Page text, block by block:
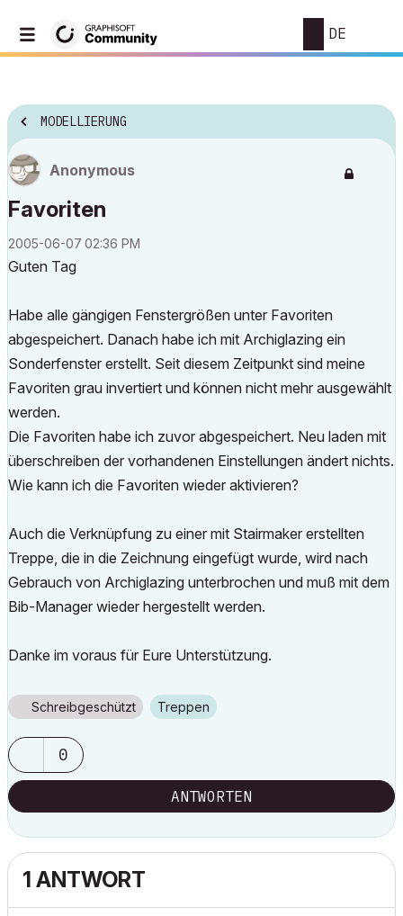
DE
MODELLIERUNG
Anonymous
Favoriten
‎2005-06-07 02:36 PM
Guten Tag
Habe alle gängigen Fenstergrößen unter Favoriten
abgespeichert. Danach habe ich mit Archiglazing ein
Sonderfenster erstellt. Seit diesem Zeitpunkt sind meine
Favoriten grau invertiert und können nicht mehr ausgewählt
werden.
Die Favoriten habe ich zuvor abgespeichert. Neu laden mit
überschreiben der vorhandenen Einstellungen ändert nichts.
Wie kann ich die Favoriten wieder aktivieren?
Auch die Verknüpfung zu einer mit Stairmaker erstellten
Treppe, die in die Zeichnung eingefügt wurde, wird nach
Gebrauch von Archiglazing unterbrochen und muß mit dem
Bib-Manager wieder hergestellt werden.
Danke im voraus für Eure Unterstützung.
Schreibgeschützt Treppen
0
ANTWORTEN
1 ANTWORT